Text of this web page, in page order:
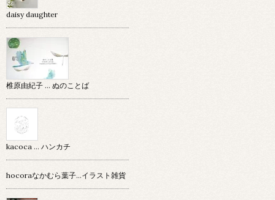
daisy daughter
椎原由紀子 ... ぬのことば
kacoca ... ハンカチ
hocoraなかむら葉子…イラスト雑貨